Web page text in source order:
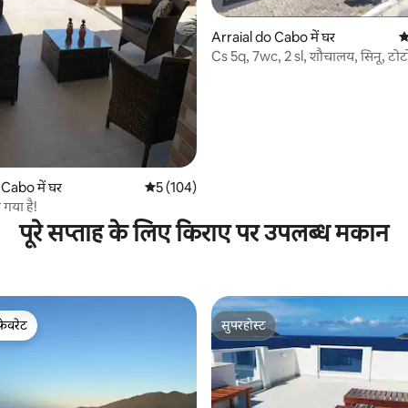
में घर औसत रेटिंग 5 में से 5, 104 समीक्षाएँ
5 (104)
है!
Arraial do Cabo में घर
Cs 5q, 7wc, 2 sl, शौचालय, सिनू,
पूरे सप्ताह के लिए किराए पर उपलब्ध मकान
सुपरहोस्ट
सुपरहोस्ट